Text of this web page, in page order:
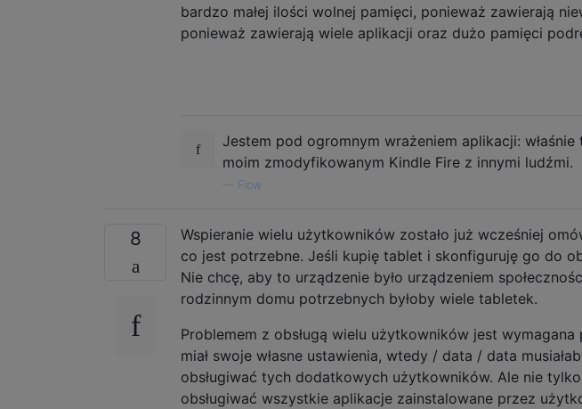
bardzo małej ilości wolnej pamięci, ponieważ zawierają
ponieważ zawierają wiele aplikacji oraz dużo pamięci
Jestem pod ogromnym wrażeniem aplikacji:
moim zmodyfikowanym Kindle Fire z innymi ludźmi.
Flow
8
Wspieranie wielu użytkowników zostało już wcześniej
co jest potrzebne. Jeśli kupię tablet i skonfiguruję go do
Nie chcę, aby to urządzenie było urządzeniem
rodzinnym domu potrzebnych byłoby wiele tabletek.
Problemem z obsługą wielu użytkowników jest
miał swoje własne ustawienia, wtedy / data / data
obsługiwać tych dodatkowych użytkowników. Ale nie
obsługiwać wszystkie aplikacje zainstalowane przez